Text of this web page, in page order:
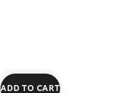
ADD TO CART